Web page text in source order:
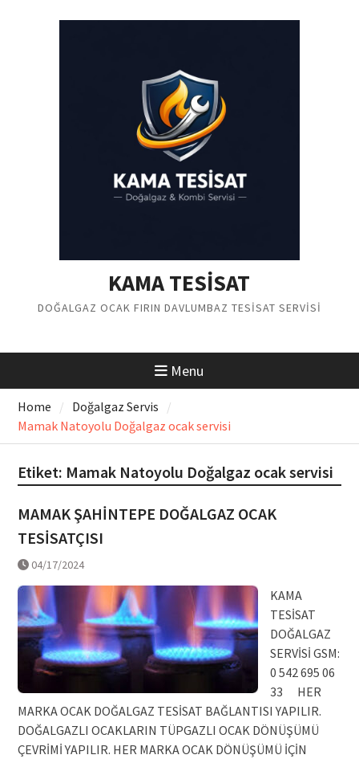
KAMA TESİSAT
DOĞALGAZ OCAK FIRIN DAVLUMBAZ TESİSAT SERVİSİ
Menu
Home
Doğalgaz Servis
Mamak Natoyolu Doğalgaz ocak servisi
Etiket: Mamak Natoyolu Doğalgaz ocak servisi
MAMAK ŞAHİNTEPE DOĞALGAZ OCAK
TESİSATÇISI
04/17/2024
KAMA
TESİSAT
DOĞALGAZ
SERVİSİ GSM:
0 542 695 06
33 HER
MARKA OCAK DOĞALGAZ TESİSAT BAĞLANTISI YAPILIR.
DOĞALGAZLI OCAKLARIN TÜPGAZLI OCAK DÖNÜŞÜMÜ
ÇEVRİMİ YAPILIR. HER MARKA OCAK DÖNÜŞÜMÜ İÇİN